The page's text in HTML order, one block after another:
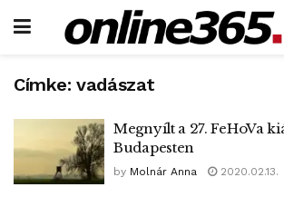
Címke:vadászat
Megnyílt a 27. FeHoVa
Budapesten
by Molnár Anna 2020.02.13.